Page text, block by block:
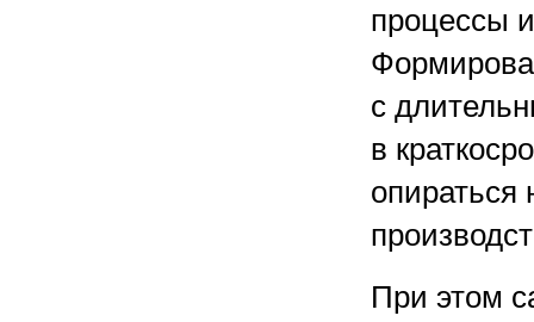
процессы
с
в
При этом